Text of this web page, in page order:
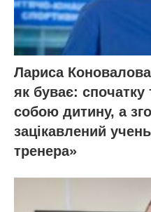
Лариса
як буває: спочатку
собою дитину, а
зацікавлений
тренера»